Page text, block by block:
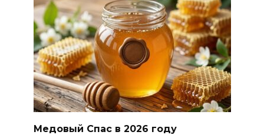
Медовый Спас в 2026 году